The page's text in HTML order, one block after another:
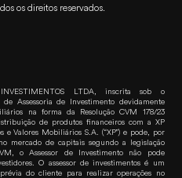
os direitos reservados.
LTDA, inscrita sob o
de Assessoria de Investimento devidamente
na forma da Resolução CVM 178/23
de produtos financeiros com a XP
Valores Mobiliários S.A. (“XP”) e pode, por
mercado de capitais segundo a legislação
o Assessor de Investimento não pode
O assessor de investimentos é um
do cliente para realizar operações no